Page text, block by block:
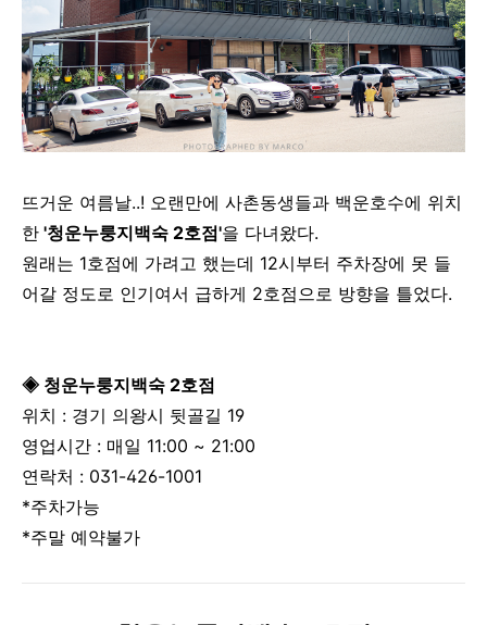
뜨거운 여름날..! 오랜만에 사촌동생들과 백운호수에 위치
한 '청운누룽지백숙 2호점'을 다녀왔다.
원래는 1호점에 가려고 했는데 12시부터 주차장에 못 들
어갈 정도로 인기여서 급하게 2호점으로 방향을 틀었다.
◈ 청운누룽지백숙 2호점
위치 : 경기 의왕시 뒷골길 19
영업시간 : 매일 11:00 ~ 21:00
연락처 : 031-426-1001
*주차가능
*주말 예약불가